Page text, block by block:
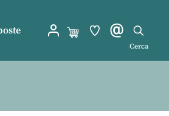
Cerca